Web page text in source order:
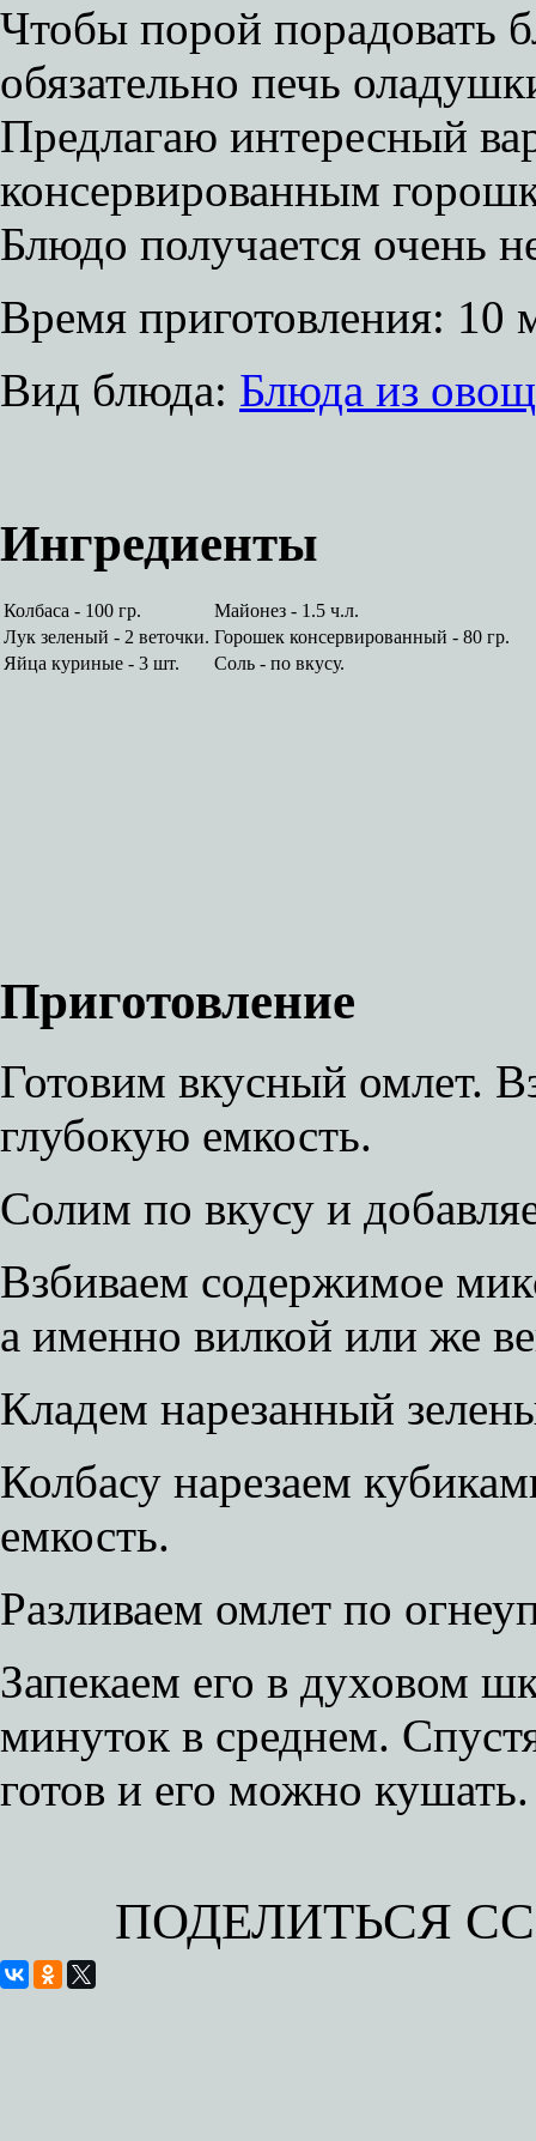
Чтобы порой порадовать
обязательно печь
Предлагаю интересный
консервированным
Блюдо получается очень
Время приготовления: 10
Вид блюда: Блюда из
Ингредиенты
Колбаса - 100 гр.
Майонез - 1.5 ч.л.
Лук зеленый - 2 веточки. Горошек консервированный - 80 гр.
Яйца куриные - 3 шт.
Соль - по вкусу.
Приготовление
Готовим вкусный омлет.
глубокую емкость.
Солим по вкусу и
Взбиваем содержимое
а именно вилкой или же
Кладем нарезанный
Колбасу нарезаем
емкость.
Разливаем омлет по
Запекаем его в духовом
минуток в среднем.
готов и его можно
ПОДЕЛИТЬСЯ